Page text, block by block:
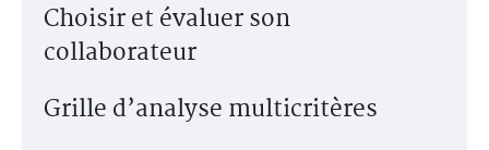
Choisir et évaluer son
collaborateur
Grille d’analyse multicritères